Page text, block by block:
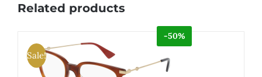
Related products
Sale!
-50%